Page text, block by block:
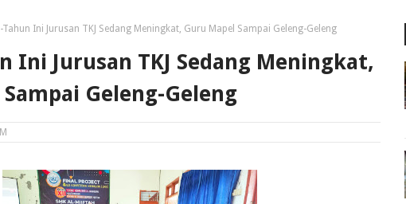
Tahun Ini Jurusan TKJ Sedang Meningkat, Guru Mapel Sampai Geleng-Geleng
Ini Jurusan TKJ Sedang Meningkat,
Geleng-Geleng